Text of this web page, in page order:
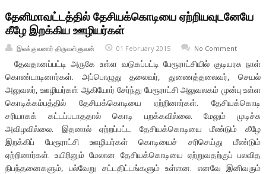
தேனிமாவட்டத்தில் தேசியக்கொடியை ஏற்றியவுடனேயே
கீழே இறக்கிய ஊழியர்கள்
இலக்குவனார் திருவள்ளுவன் 01 February 2015 No Comment
தேவதானப்பட்டி அருகே உள்ள வடுகப்பட்டி பேரூராட்சியில் குடியரசு நாள்
கொண்டாடினார்கள். அப்பொழுது தலைவர், துணைத்தலைவர், செயல்
அலுவலர், ஊழியர்கள் ஆகியோர் சேர்ந்து பேரூராட்சி அலுவலகம் முன்பு உள்ள
கொடிக்கம்பத்தில் தேசியக்கொடியை ஏற்றினார்கள். தேசியக்கொடி
சரியாகக் கட்டப்படாததால் கொடி பறக்கவில்லை. மேலும் முடிச்சு
அவிழவில்லை. இதனால் ஏற்றப்பட்ட தேசியக்கொடியை மீண்டும் கீழே
இறக்கிப் பேரூராட்சி ஊழியர்கள் கொடியைச் சரிசெய்து மீண்டும்
ஏற்றினார்கள். உயிரினும் மேலான தேசியக்கொடியை ஏற்றுவதற்குப் பலவித
நிபந்தனைகளும், பல்வேறு சட்டதிட்டங்களும் உள்ளன. எனவே இனிவரும்